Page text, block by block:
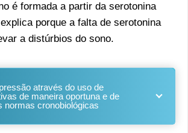
é formada a partir da serotonina
porque a falta de serotonina
a distúrbios do sono.
através do uso de
de maneira oportuna e de
normas cronobiológicas